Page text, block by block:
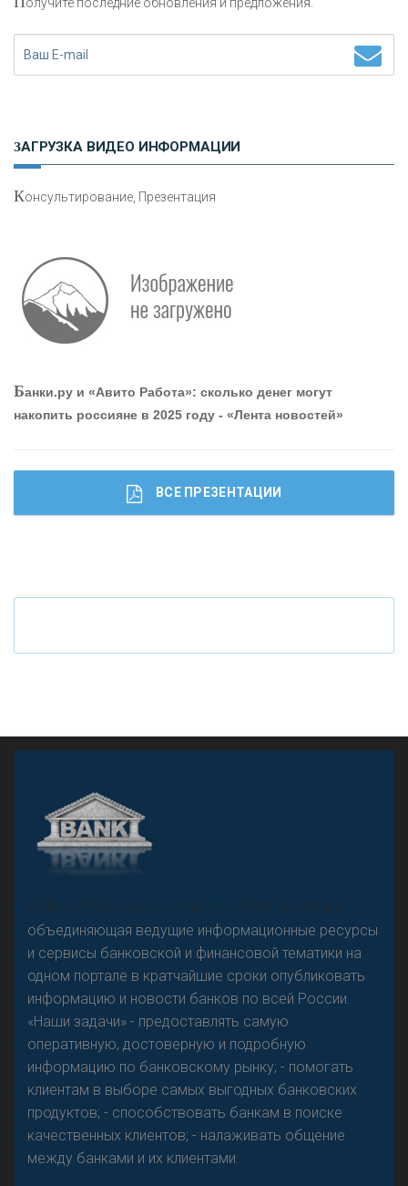
Работа мечты. Что банки делают для того, чтобы
привлечь и удержать персонал - «Интервью»
Что будет с наличными деньгами при цифровом
олучите последние обновления и предложения.
ЗАГРУЗКА ВИДЕО ИНФОРМАЦИИ
Консультирование, Презентация
Банки.ру и «Авито Работа»: сколько денег могут
накопить россияне в 2025 году - «Лента новостей»
ВСЕ ПРЕЗЕНТАЦИИ
«Н
овости Банков России» – группа компаний,
объединяющая ведущие информационные ресурсы
и сервисы банковской и финансовой тематики на
одном портале в кратчайшие сроки опубликовать
информацию и новости банков по всей России.
«Наши задачи» - предоставлять самую
оперативную, достоверную и подробную
информацию по банковскому рынку; - помогать
клиентам в выборе самых выгодных банковских
продуктов; - способствовать банкам в поиске
качественных клиентов; - налаживать общение
между банками и их клиентами.